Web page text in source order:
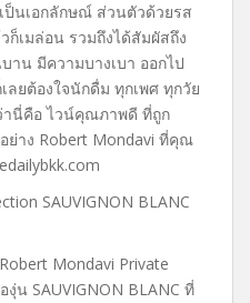
นเอกลักษณ์ ส่วนตัวด้วยรส
ก็เมล่อน รวมถึงได้สัมผัสถึง
น มีความบางเบา ออกไป
ยต้องใจนักดื่ม ทุกเพศ ทุกวัย
านี่คือ ไวน์คุณภาพดี ที่ถูก
ย่าง Robert Mondavi ที่คุณ
SAUVIGNON BLANC
Mondavi Private
น SAUVIGNON BLANC ที่